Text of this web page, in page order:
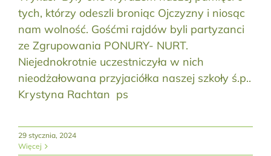
tych, którzy odeszli broniąc Ojczyzny i niosąc
nam wolność. Gośćmi rajdów byli partyzanci
ze Zgrupowania PONURY- NURT.
Niejednokrotnie uczestniczyła w nich
nieodżałowana przyjaciółka naszej szkoły ś.p..
Krystyna Rachtan ps
29 stycznia, 2024
Więcej